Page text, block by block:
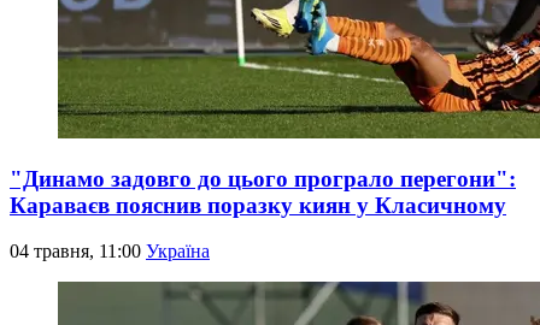
"Динамо задовго до цього програло перегони":
Караваєв пояснив поразку киян у Класичному
04 травня, 11:00 Україна